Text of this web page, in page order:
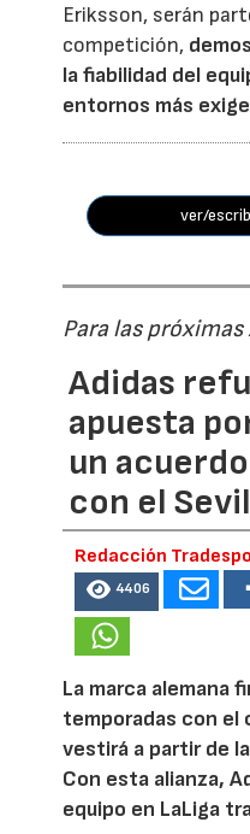
Eriksson, serán
competición,
la fiabilidad del
entornos más
ver/
Para las
Adidas
apuesta
un
con el
Redacción
4406
La marca alemana
temporadas con el
vestirá a partir de
Con esta alianza,
equipo en LaLiga